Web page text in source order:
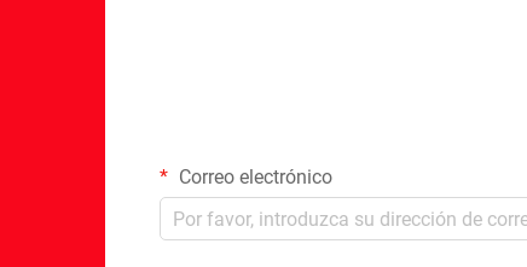
Correo electrónico